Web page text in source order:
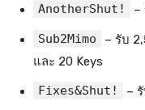
AnotherShut!
–
Sub2Mimo
– รับ
และ 20 Keys
Fixes&Shut!
–